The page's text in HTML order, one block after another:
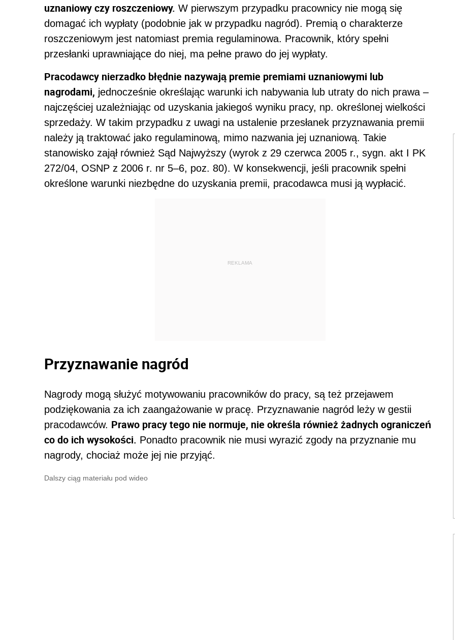
uznaniowy czy roszczeniowy. W pierwszym przypadku pracownicy nie mogą się
domagać ich wypłaty (podobnie jak w przypadku nagród). Premią o charakterze
roszczeniowym jest natomiast premia regulaminowa. Pracownik, który spełni
przesłanki uprawniające do niej, ma pełne prawo do jej wypłaty.
Pracodawcy nierzadko błędnie nazywają premie premiami uznaniowymi lub
nagrodami, jednocześnie określając warunki ich nabywania lub utraty do nich prawa –
najczęściej uzależniając od uzyskania jakiegoś wyniku pracy, np. określonej wielkości
sprzedaży. W takim przypadku z uwagi na ustalenie przesłanek przyznawania premii
należy ją traktować jako regulaminową, mimo nazwania jej uznaniową. Takie
stanowisko zajął również Sąd Najwyższy (wyrok z 29 czerwca 2005 r., sygn. akt I PK
272/04, OSNP z 2006 r. nr 5–6, poz. 80). W konsekwencji, jeśli pracownik spełni
określone warunki niezbędne do uzyskania premii, pracodawca musi ją wypłacić.
REKLAMA
Przyznawanie nagród
Nagrody mogą służyć motywowaniu pracowników do pracy, są też przejawem
podziękowania za ich zaangażowanie w pracę. Przyznawanie nagród leży w gestii
pracodawców. Prawo pracy tego nie normuje, nie określa również żadnych ograniczeń
co do ich wysokości. Ponadto pracownik nie musi wyrazić zgody na przyznanie mu
nagrody, chociaż może jej nie przyjąć.
Dalszy ciąg materiału pod wideo